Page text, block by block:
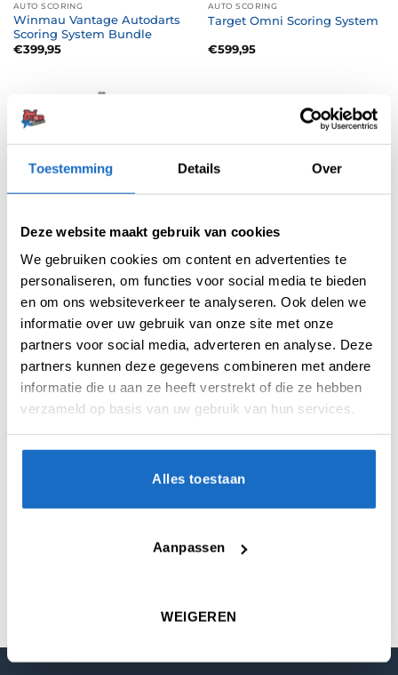
Toestemming Details Over
Deze website maakt gebruik van cookies
We gebruiken cookies om content en advertenties te
personaliseren, om functies voor social media te bieden
en om ons websiteverkeer te analyseren. Ook delen we
informatie over uw gebruik van onze site met onze
partners voor social media, adverteren en analyse. Deze
partners kunnen deze gegevens combineren met andere
informatie die u aan ze heeft verstrekt of die ze hebben
verzameld op basis van uw gebruik van hun services.
Alles toestaan
Aanpassen
WEIGEREN
AUTO SCORING
Winmau Vantage Autodarts
Scoring System Bundle
€399,95
AUTO SCORING
Target Omni Scoring System
€599,95
AUTO SCORING
€989,95
AUTO SCORING
€ 894,95
Scolia Pro Electronic Score